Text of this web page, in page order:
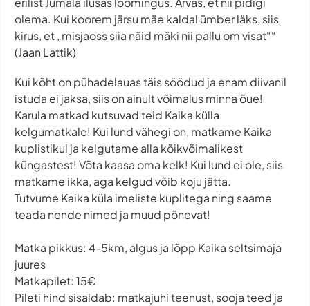
olema. Kui koorem järsu mäe kaldal ümber läks, siis
kirus, et „misjaoss siia näid mäki nii pallu om visat““
(Jaan Lattik)
Kui kõht on pühadelauas täis söödud ja enam diivanil
istuda ei jaksa, siis on ainult võimalus minna õue!
Karula matkad kutsuvad teid Kaika külla
kelgumatkale! Kui lund vähegi on, matkame Kaika
kuplistikul ja kelgutame alla kõikvõimalikest
küngastest! Võta kaasa oma kelk! Kui lund ei ole, siis
matkame ikka, aga kelgud võib koju jätta.
Tutvume Kaika küla imeliste kuplitega ning saame
teada nende nimed ja muud põnevat!
Matka pikkus: 4-5km, algus ja lõpp Kaika seltsimaja
juures
Matkapilet: 15€
Pileti hind sisaldab: matkajuhi teenust, sooja teed ja